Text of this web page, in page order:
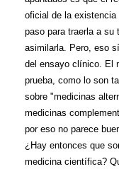
oficial de la
paso para traerla a su
asimilarla. Pero, eso
del ensayo clínico. El
prueba, como lo son
sobre "medicinas
medicinas
por eso no parece
¿Hay entonces que
medicina científica?